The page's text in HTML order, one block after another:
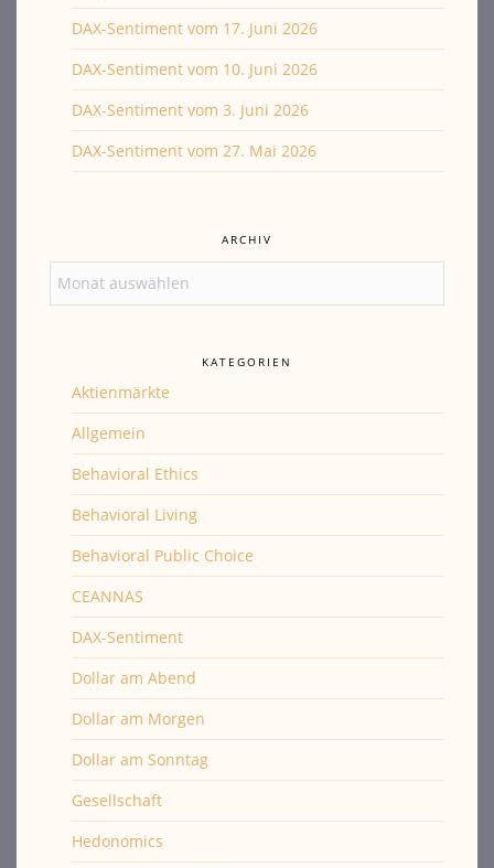
DAX-Sentiment vom 17. Juni 2026
DAX-Sentiment vom 10. Juni 2026
DAX-Sentiment vom 3. Juni 2026
DAX-Sentiment vom 27. Mai 2026
ARCHIV
KATEGORIEN
Aktienmärkte
Allgemein
Behavioral Ethics
Behavioral Living
Behavioral Public Choice
CEANNAS
DAX-Sentiment
Dollar am Abend
Dollar am Morgen
Dollar am Sonntag
Gesellschaft
Hedonomics